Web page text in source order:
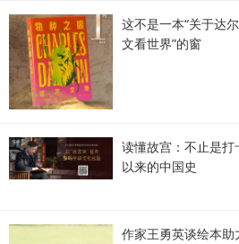
这不是一本“关于达
文看世界”的窗
读懂故宫：不止是
以来的中国史
作家王勇英谈绘本